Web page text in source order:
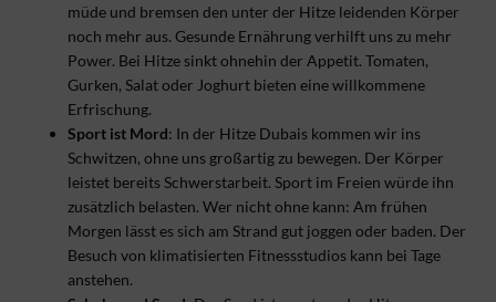
müde und bremsen den unter der Hitze leidenden Körper
noch mehr aus. Gesunde Ernährung verhilft uns zu mehr
Power. Bei Hitze sinkt ohnehin der Appetit. Tomaten,
Gurken, Salat oder Joghurt bieten eine willkommene
Erfrischung.
Sport ist Mord: In der Hitze Dubais kommen wir ins
Schwitzen, ohne uns großartig zu bewegen. Der Körper
leistet bereits Schwerstarbeit. Sport im Freien würde ihn
zusätzlich belasten. Wer nicht ohne kann: Am frühen
Morgen lässt es sich am Strand gut joggen oder baden. Der
Besuch von klimatisierten Fitnessstudios kann bei Tage
anstehen.